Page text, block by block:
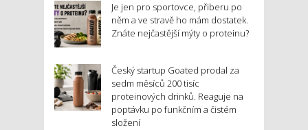
Je jen pro sportovce, přiberu po
něm a ve stravě ho mám dostatek.
Znáte nejčastější mýty o proteinu?
Český startup Goated prodal za
sedm měsíců 200 tisíc
proteinových drinků. Reaguje na
poptávku po funkčním a čistém
složení